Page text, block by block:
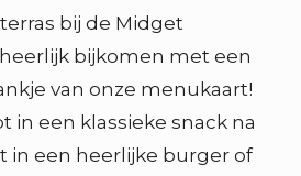
bij de Midget
bijkomen met een
van onze menukaart!
in een klassieke snack na
in een heerlijke burger of